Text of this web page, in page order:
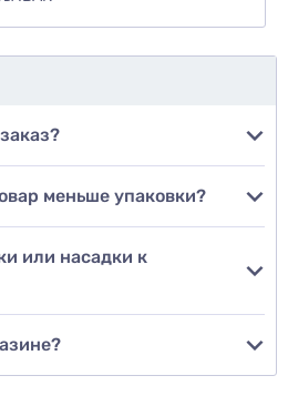
отзывменьше упаковки?
или насадки к